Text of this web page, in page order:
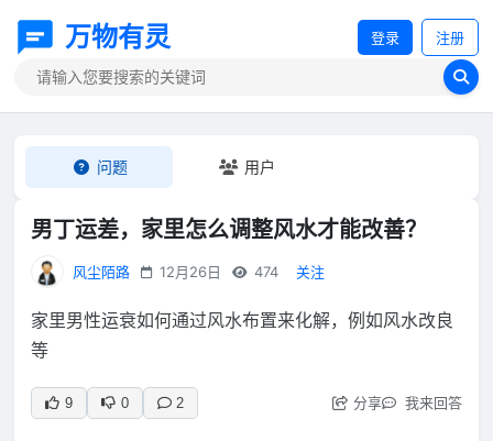
万物有灵 登录 注册
问题 用户
男丁运差，家里怎么调整风水才能改善？
风尘陌路 12月26日 474 关注
家里男性运衰如何通过风水布置来化解，例如风水改良
等
9 0 2 分享 我来回答